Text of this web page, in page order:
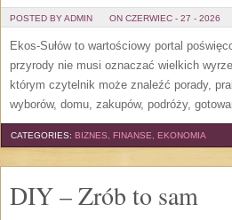
POSTED BY ADMIN ON CZERWIEC - 27 - 2026
Ekos-Sułów to wartościowy portal
przyrody nie musi oznaczać wielkich
którym czytelnik może znaleźć porady,
wyborów, domu, zakupów, podróży,
CATEGORIES: BIZNES, FINANSE, EKONOMIA
DIY – Zrób to sam